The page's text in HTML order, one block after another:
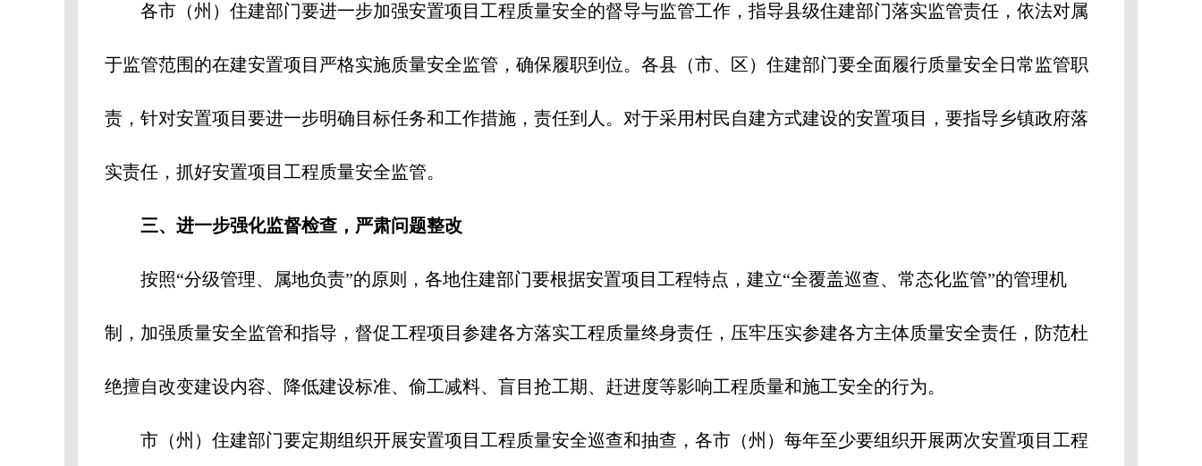
各市（州）住建部门要进一步加强安置项目工程质量安全的督导与监管工作，指导县级住建部门落实监管责任，依法对属
于监管范围的在建安置项目严格实施质量安全监管，确保履职到位。各县（市、区）住建部门要全面履行质量安全日常监管职
责，针对安置项目要进一步明确目标任务和工作措施，责任到人。对于采用村民自建方式建设的安置项目，要指导乡镇政府落
实责任，抓好安置项目工程质量安全监管。
三、进一步强化监督检查，严肃问题整改
按照“分级管理、属地负责”的原则，各地住建部门要根据安置项目工程特点，建立“全覆盖巡查、常态化监管”的管理机
制，加强质量安全监管和指导，督促工程项目参建各方落实工程质量终身责任，压牢压实参建各方主体质量安全责任，防范杜
绝擅自改变建设内容、降低建设标准、偷工减料、盲目抢工期、赶进度等影响工程质量和施工安全的行为。
市（州）住建部门要定期组织开展安置项目工程质量安全巡查和抽查，各市（州）每年至少要组织开展两次安置项目工程